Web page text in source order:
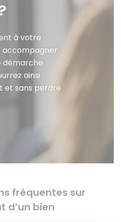
à votre
accompagner
démarche
ainsi
et sans perdre
fréquentes sur
d’un bien